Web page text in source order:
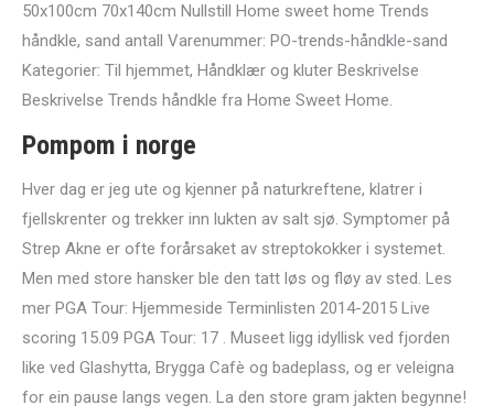
50x100cm 70x140cm Nullstill Home sweet home Trends
håndkle, sand antall Varenummer: PO-trends-håndkle-sand
Kategorier: Til hjemmet, Håndklær og kluter Beskrivelse
Beskrivelse Trends håndkle fra Home Sweet Home.
Pompom i norge
Hver dag er jeg ute og kjenner på naturkreftene, klatrer i
fjellskrenter og trekker inn lukten av salt sjø. Symptomer på
Strep Akne er ofte forårsaket av streptokokker i systemet.
Men med store hansker ble den tatt løs og fløy av sted. Les
mer PGA Tour: Hjemmeside Terminlisten 2014-2015 Live
scoring 15.09 PGA Tour: 17 . Museet ligg idyllisk ved fjorden
like ved Glashytta, Brygga Cafè og badeplass, og er veleigna
for ein pause langs vegen. La den store gram jakten begynne!